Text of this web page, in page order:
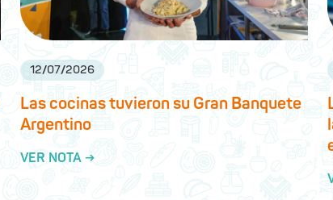
12/07/2026
Las cocinas tuvieron su Gran Banquete
Argentino
VER NOTA →